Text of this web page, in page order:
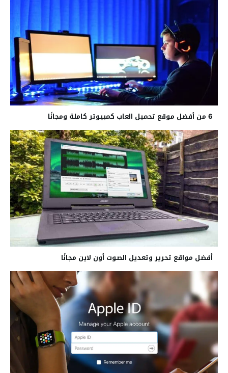
6 من أفضل موقع تحميل العاب كمبيوتر كاملة ومجانًا
أفضل مواقع تحرير وتعديل الصوت أون لاين مجانًا